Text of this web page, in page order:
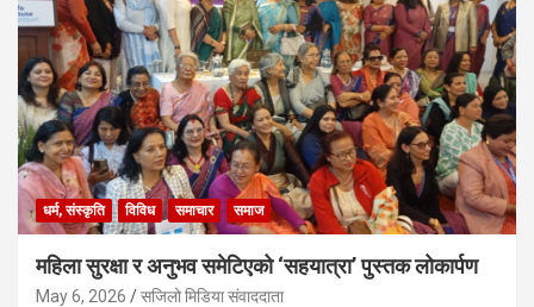
धर्म, संस्कृति विविध समाचार समाज
महिला सुरक्षा र अनुभव समेटिएको ‘सहयात्रा’ पुस्तक लोकार्पण
May 6, 2026 सजिलो मिडिया संवाददाता